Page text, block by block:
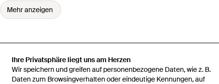
Ihre Privatsphäre liegt uns am Herzen
Wir speichern und greifen auf personenbezogene Daten, wie z. B.
Daten zum Browsingverhalten oder eindeutige Kennungen, auf
Mehr anzeigen
Startseite Damen Schultertaschen
Ralph Lauren Schultertaschen
Mittelgroße Schultertasche Farrah